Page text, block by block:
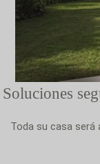
Soluciones
Toda su casa será